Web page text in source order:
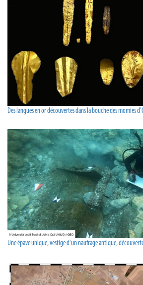
Des langues en or découvertes dans la bouche des momies
Une épave unique, vestige d'un naufrage antique,